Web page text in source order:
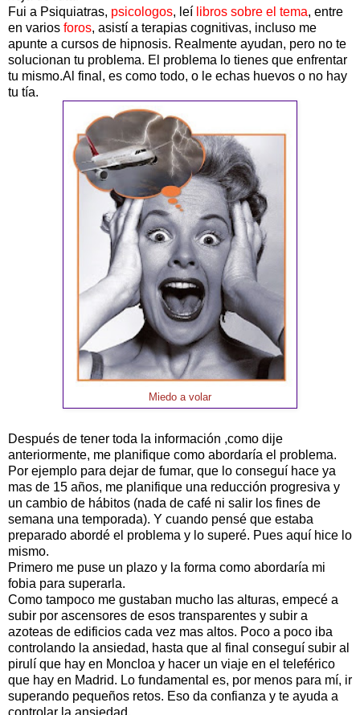
Fui a Psiquiatras, psicologos, leí libros sobre el tema, entre
en varios foros, asistí a terapias cognitivas, incluso me
apunte a cursos de hipnosis. Realmente ayudan, pero no te
solucionan tu problema. El problema lo tienes que enfrentar
tu mismo.Al final, es como todo, o le echas huevos o no hay
tu tía.
Miedo a volar
Después de tener toda la información ,como dije
anteriormente, me planifique como abordaría el problema.
Por ejemplo para dejar de fumar, que lo conseguí hace ya
mas de 15 años, me planifique una reducción progresiva y
un cambio de hábitos (nada de café ni salir los fines de
semana una temporada). Y cuando pensé que estaba
preparado abordé el problema y lo superé. Pues aquí hice lo
mismo.
Primero me puse un plazo y la forma como abordaría mi
fobia para superarla.
Como tampoco me gustaban mucho las alturas, empecé a
subir por ascensores de esos transparentes y subir a
azoteas de edificios cada vez mas altos. Poco a poco iba
controlando la ansiedad, hasta que al final conseguí subir al
pirulí que hay en Moncloa y hacer un viaje en el teleférico
que hay en Madrid. Lo fundamental es, por menos para mí, ir
superando pequeños retos. Eso da confianza y te ayuda a
controlar la ansiedad.